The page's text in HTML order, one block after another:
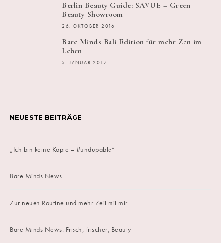
Berlin Beauty Guide: SAVUE – Green
Beauty Showroom
26. OKTOBER 2016
Bare Minds Bali Edition für mehr Zen im
Leben
5. JANUAR 2017
NEUESTE BEITRÄGE
„Ich bin keine Kopie – #undupable“
Bare Minds News
Zur neuen Routine und mehr Zeit mit mir
Bare Minds News: Frisch, frischer, Beauty